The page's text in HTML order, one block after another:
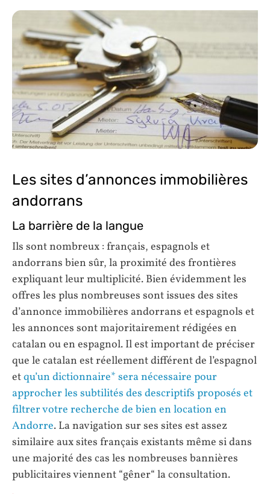
Les sites d’annonces immobilières
andorrans
La barrière de la langue
Ils sont nombreux : français, espagnols et
andorrans bien sûr, la proximité des frontières
expliquant leur multiplicité. Bien évidemment les
offres les plus nombreuses sont issues des sites
d’annonce immobilières andorrans et espagnols et
les annonces sont majoritairement rédigées en
catalan ou en espagnol. Il est important de préciser
que le catalan est réellement différent de l’espagnol
etqu’un dictionnaire* sera nécessaire pour
approcher les subtilités des descriptifs proposés et
filtrer votre recherche de bien en location en
Andorre. La navigation sur ses sites est assez
similaire aux sites français existants même si dans
une majorité des cas les nombreuses bannières
publicitaires viennent “gêner“ la consultation.